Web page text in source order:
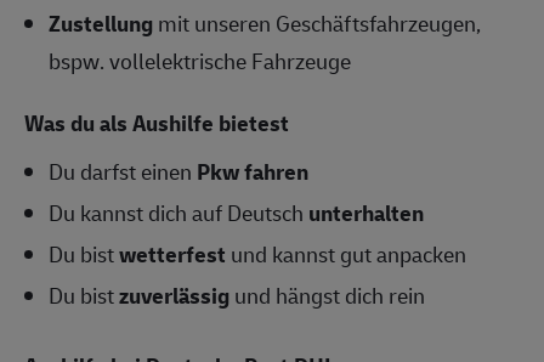
Zustellungmit unseren Geschäftsfahrzeugen,
bspw. vollelektrische Fahrzeuge
Was du als Aushilfe bietest
Du darfst einen Pkw fahren
Du kannst dich auf Deutsch unterhalten
Du bistwetterfest und kannst gut anpacken
Du bistzuverlässigund hängst dich rein